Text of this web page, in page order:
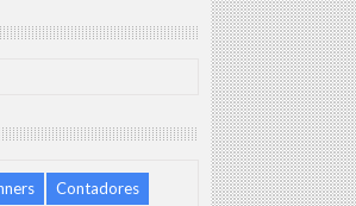
Contadores